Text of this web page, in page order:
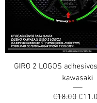
GIRO 2 LOGOS
kawasaki
Regular Price
€18.00 Sale